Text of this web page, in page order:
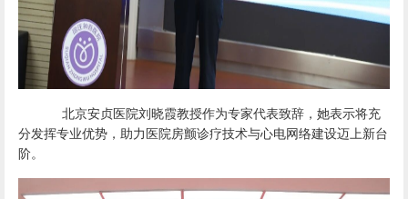
北京安贞医院刘晓霞教授作为专家代表致辞，她表示将充
分发挥专业优势，助力医院房颤诊疗技术与心电网络建设迈上新台
阶。